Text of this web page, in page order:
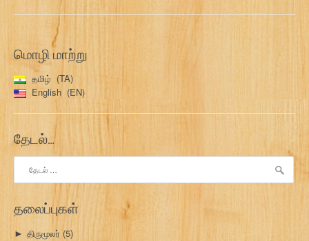
மொழி மாற்று
தமிழ்
TA
English
EN
தேடல்…
தேடு:
தலைப்புகள்
► திருமூலர் (5)